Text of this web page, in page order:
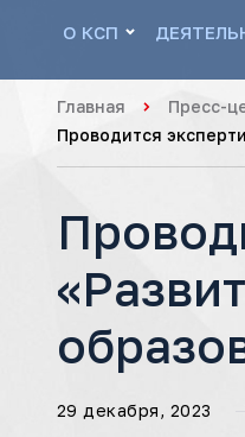
О КСП
Главная Пресс-
Проводится
29 декабря, 2023